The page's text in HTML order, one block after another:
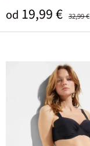
Prodajna cena
od 19,99 € 32,99 €